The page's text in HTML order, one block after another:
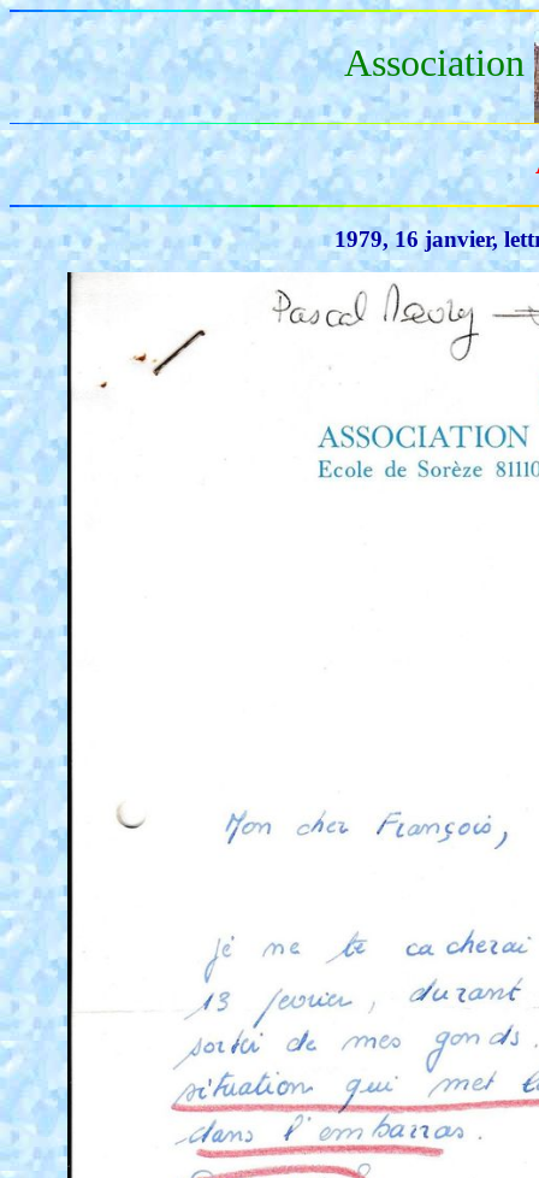
Association
1979, 16 janvier,